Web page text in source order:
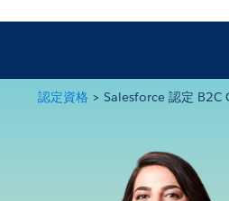
認定資格 > Salesforce 認定 B2C